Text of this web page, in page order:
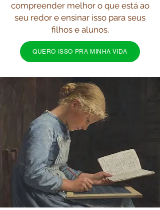
compreender melhor o que está ao
seu redor e ensinar isso para seus
filhos e alunos.
QUERO ISSO PRA MINHA VIDA